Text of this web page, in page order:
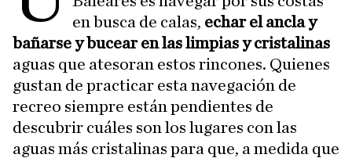
en busca de calas, echar el ancla y
bañarse y bucear en las limpias y cristalinas
aguas que atesoran estos rincones. Quienes
gustan de practicar esta navegación de
recreo siempre están pendientes de
descubrir cuáles son los lugares con las
aguas más cristalinas para que, a medida que